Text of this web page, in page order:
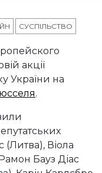
СУСПІЛЬСТВО
акції
України на
.
(Литва), Віола
Бауз Діас